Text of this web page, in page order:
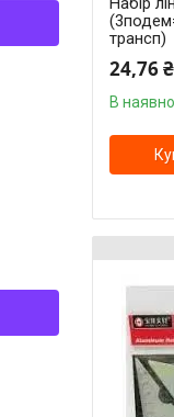
трансп)
24,76 ₴
В